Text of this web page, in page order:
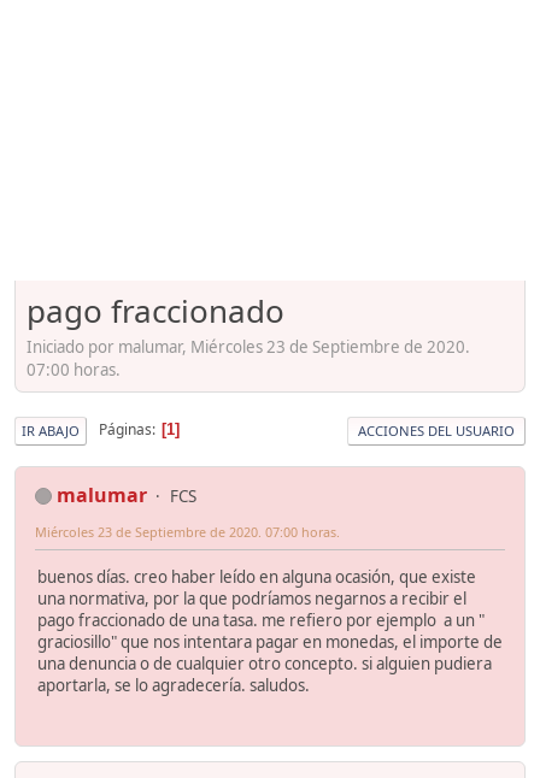
pago fraccionado
Iniciado por malumar, Miércoles 23 de Septiembre de 2020.
07:00 horas.
IR ABAJO Páginas 1 ACCIONES DEL USUARIO
malumar FCS
Miércoles 23 de Septiembre de 2020. 07:00 horas.
buenos días. creo haber leído en alguna ocasión, que existe
una normativa, por la que podríamos negarnos a recibir el
pago fraccionado de una tasa. me refiero por ejemplo a un "
graciosillo" que nos intentara pagar en monedas, el importe de
una denuncia o de cualquier otro concepto. si alguien pudiera
aportarla, se lo agradecería. saludos.